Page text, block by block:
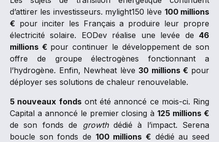
d’attirer les investisseurs. mylight150 lève 100 millions
€ pour inciter les Français a produire leur propre
électricité solaire. EODev réalise une levée de 46
millions € pour continuer le développement de son
offre de groupe électrogènes fonctionnant a
l’hydrogène. Enfin, Newheat lève 30 millions € pour
déployer ses solutions de chaleur renouvelable.
5 nouveaux fondsont été annoncé ce mois-ci. Ring
Capital a annoncé le premier closing à125 millions €
de son fonds de growthdédié à l’impact. Serena
boucle son fonds de 100 millions € dédié au seed